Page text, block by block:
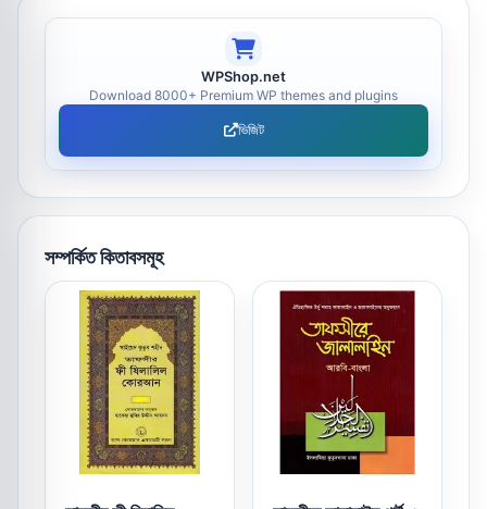
WPShop.net
Download 8000+ Premium WP themes and plugins
ভিজিট
সম্পর্কিত কিতাবসমূহ